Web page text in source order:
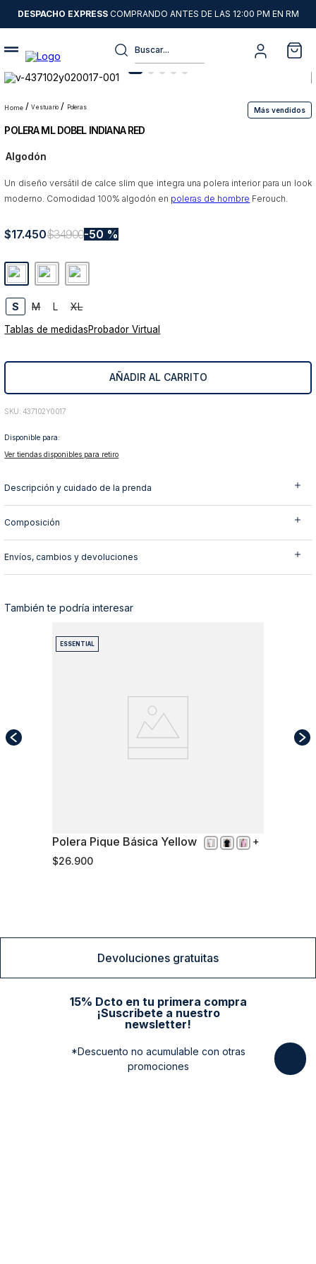
DESPACHO EXPRESSCOMPRANDO ANTES DE LAS 12:00 PM EN RM
Buscar...
vestuario poleras Más vendidos
POLERA ML DOBEL INDIANA RED
Algodón
Un diseño versátil de calce slim que integra una polera interior para un look
moderno. Comodidad 100% algodón en poleras de hombre Ferouch.
$17.450$34.900 50 %
S M L XL
Tablas de medidasProbador Virtual
AÑADIR AL CARRITO
: 437102Y0017
Disponible para:
Ver tiendas disponibles para retiro
Descripción y cuidado de la prenda
Composición
Envíos, cambios y devoluciones
También te podría interesar
M
ESSENTIAL
Polera Pique Básica Yellow
$26.900
Devoluciones gratuitas
15% Dcto en tu primera compra
¡Suscribete a nuestro
newsletter!
*Descuento no acumulable con otras
promociones
1.
sweater
2.
chaquetas
3.
camisas
4 .
pantalon
6.
jeans
8.
blazer
9
poleron
10. abrigo